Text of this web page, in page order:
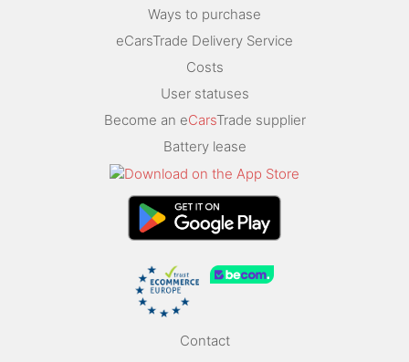
Ways to purchase
eCarsTrade Delivery Service
Costs
User statuses
Become an eCarsTrade supplier
Battery lease
Contact